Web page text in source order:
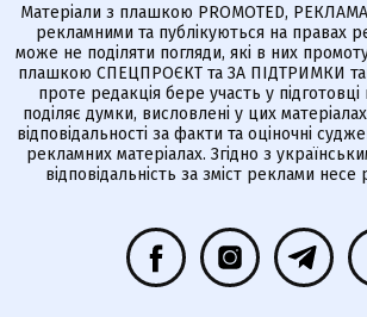
Матеріали з плашкою PROMOTED,
рекламними та публікуються на правах
може не поділяти погляди, які в них
плашкою СПЕЦПРОЄКТ та ЗА ПІДТРИМКИ
проте редакція бере участь у підготовці
поділяє думки, висловлені у цих
відповідальності за факти та оціночні
рекламних матеріалах. Згідно з
відповідальність за зміст реклами